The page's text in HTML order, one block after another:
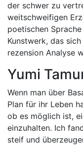
der schwer zu
weitschweifigen
poetischen
Kunstwerk, das
rezension Analyse
Yumi
Wenn man über
Plan für ihr Leben
ob es möglich ist,
einzuhalten. Ich
steif und